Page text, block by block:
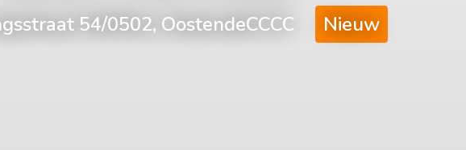
54/0502, OostendeCCCC Nieuw